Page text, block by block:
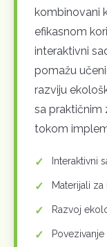
kombinovani
efikasnom
interaktivni
pomažu
razviju
sa praktičnim
tokom
Interaktivni
Materijali
Razvoj